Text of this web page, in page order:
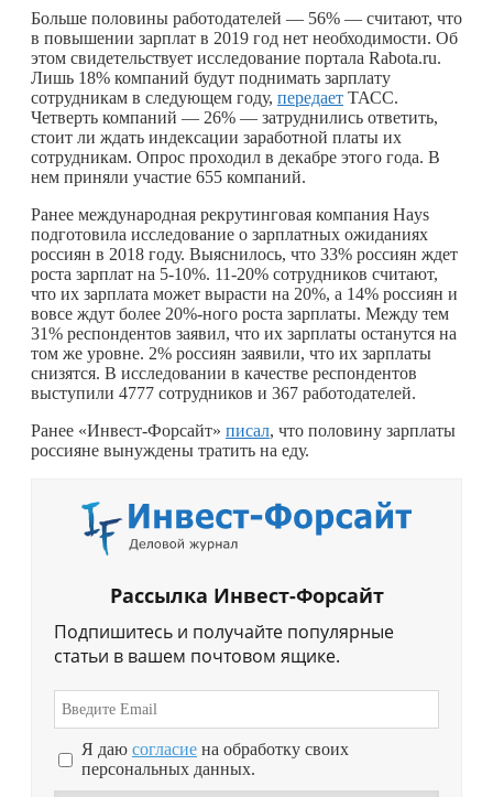
Больше половины работодателей — 56% — считают, что
в повышении зарплат в 2019 год нет необходимости. Об
этом свидетельствует исследование портала Rabota.ru.
Лишь 18% компаний будут поднимать зарплату
сотрудникам в следующем году, передает ТАСС.
Четверть компаний — 26% — затруднились ответить,
стоит ли ждать индексации заработной платы их
сотрудникам. Опрос проходил в декабре этого года. В
нем приняли участие 655 компаний.
Ранее международная рекрутинговая компания Hays
подготовила исследование о зарплатных ожиданиях
россиян в 2018 году. Выяснилось, что 33% россиян ждет
роста зарплат на 5-10%. 11-20% сотрудников считают,
что их зарплата может вырасти на 20%, а 14% россиян и
вовсе ждут более 20%-ного роста зарплаты. Между тем
31% респондентов заявил, что их зарплаты останутся на
том же уровне. 2% россиян заявили, что их зарплаты
снизятся. В исследовании в качестве респондентов
выступили 4777 сотрудников и 367 работодателей.
Ранее «Инвест-Форсайт» писал, что половину зарплаты
россияне вынуждены тратить на еду.
Рассылка Инвест-Форсайт
Подпишитесь и получайте популярные
статьи в вашем почтовом ящике.
Я даю согласие на обработку своих
персональных данных.